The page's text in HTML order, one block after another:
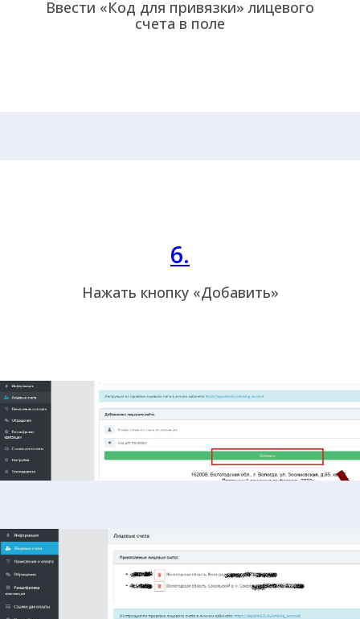
Ввести «Код для привязки» лицевого
счета в поле
6.
Нажать кнопку «Добавить»